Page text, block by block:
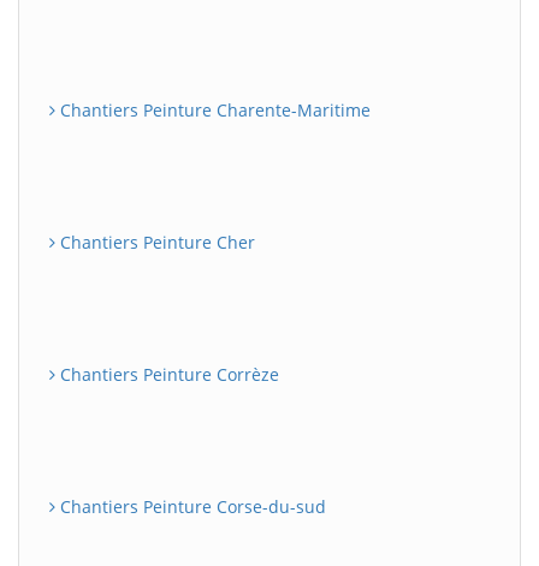
Chantiers Peinture Charente-Maritime
Chantiers Peinture Cher
Chantiers Peinture Corrèze
Chantiers Peinture Corse-du-sud